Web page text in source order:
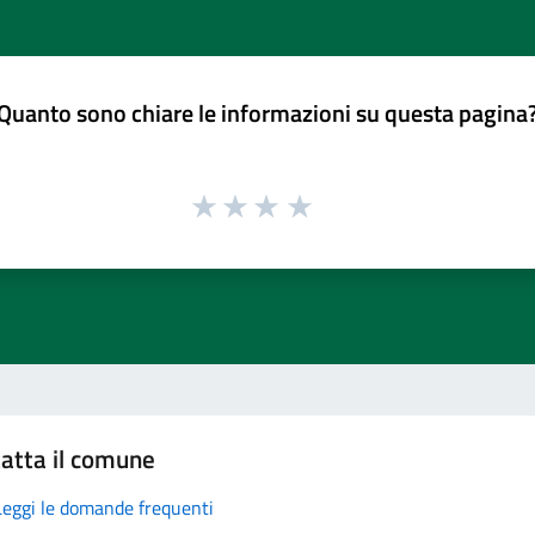
sono chiare le informazioni su questa
il comune
le domande frequenti